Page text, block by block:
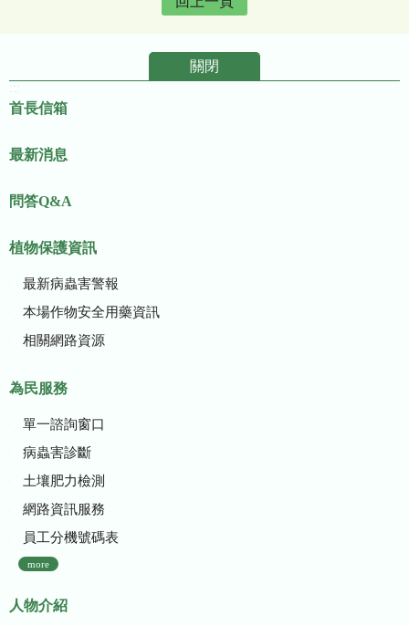
關閉
首長信箱
最新消息
問答Q&A
植物保護資訊
最新病蟲害警報
本場作物安全用藥資訊
相關網路資源
為民服務
單一諮詢窗口
病蟲害診斷
土壤肥力檢測
網路資訊服務
員工分機號碼表
more
人物介紹